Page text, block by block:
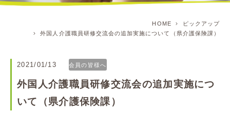
HOME
ピックアップ
外国人介護職員研修交流会の追加実施について（県介護保険課）
2021/01/13 会員の皆様へ
外国人介護職員研修交流会の追加実施につ
いて（県介護保険課）